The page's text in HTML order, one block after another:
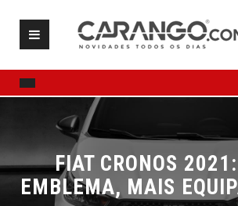
FIAT CRONOS 2021:
EMBLEMA, MAIS